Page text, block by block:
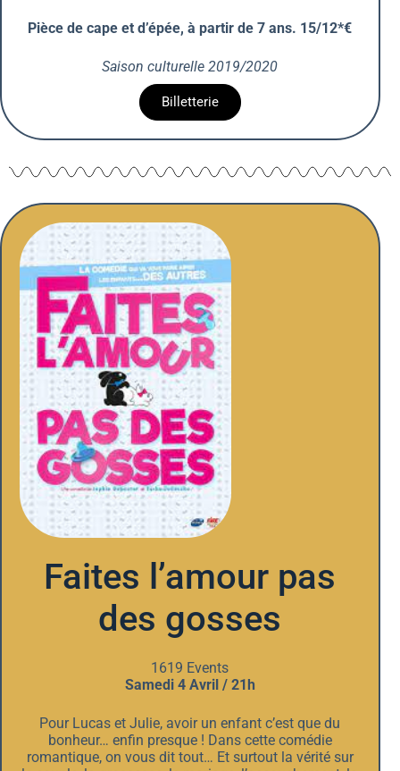
Pièce de cape et d’épée, à partir de 7 ans. 15/12*€
Saison culturelle 2019/2020
Billetterie
Faites l’amour pas
des gosses
1619 Events
Samedi 4 Avril / 21h
Pour Lucas et Julie, avoir un enfant c’est que du
bonheur… enfin presque ! Dans cette comédie
romantique, on vous dit tout… Et surtout la vérité sur